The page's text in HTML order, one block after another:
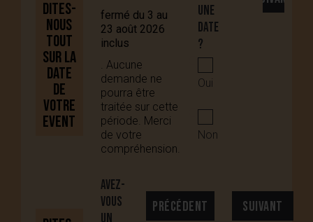
Dites-
nous
tout
sur la
date
de
votre
Event
fermé du 3 au
23 août 2026
inclus
. Aucune
demande ne
pourra être
traitée sur cette
période. Merci
de votre
compréhension.
une
date
?
Oui
Non
Avez-
vous
PRÉCÉDENT SUIVANT